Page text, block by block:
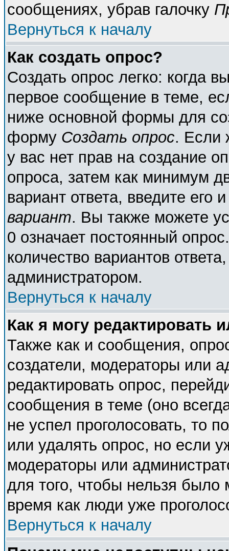
сообщениях, убрав галочку
Вернуться к началу
Как создать опрос?
Создать опрос легко: когда
первое сообщение в теме,
ниже основной формы для
форму Создать опрос. Если
у вас нет прав на создание
опроса, затем как минимум
вариант ответа, введите его
вариант. Вы также можете
0 означает постоянный
количество вариантов
администратором.
Вернуться к началу
Как я могу редактировать
Также как и сообщения,
создатели, модераторы или
редактировать опрос,
сообщения в теме (оно
не успел проголосовать, то
или удалять опрос, но если
модераторы или
для того, чтобы нельзя было
время как люди уже
Вернуться к началу